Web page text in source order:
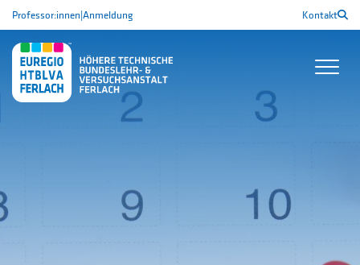
Professor:innen|Anmeldung Kontakt